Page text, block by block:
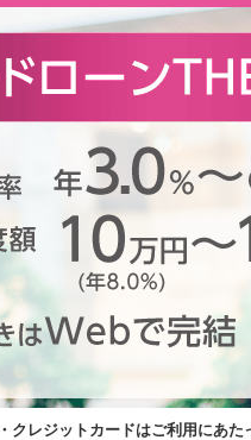
クレジットカードはご利用にあた